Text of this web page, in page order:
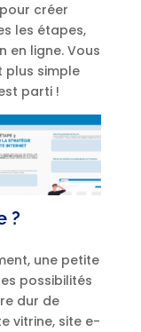
créer
les étapes,
en ligne. Vous
plus simple
parti !
?
une petite
possibilités
dur de
vitrine, site e-